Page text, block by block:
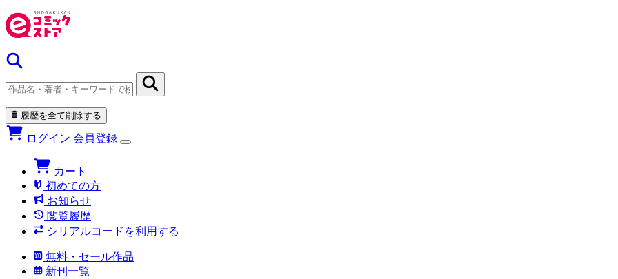
履歴を全て削除する
ログイン 会員登録
カート
初めての方
お知らせ
閲覧履歴
シリアルコードを利用する
無料・セール作品
新刊一覧